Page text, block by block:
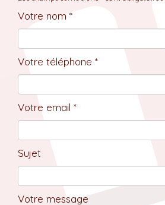
Votre nom *
Votre téléphone *
Votre email *
Sujet
Votre message